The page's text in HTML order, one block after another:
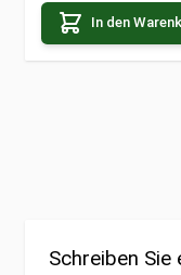
In den
Schreiben Sie